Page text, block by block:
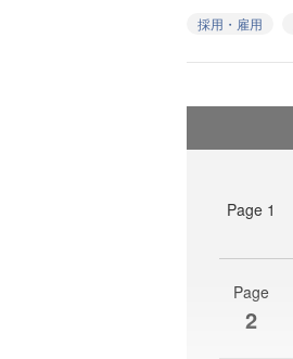
採用・雇用
Page 1
Page
2